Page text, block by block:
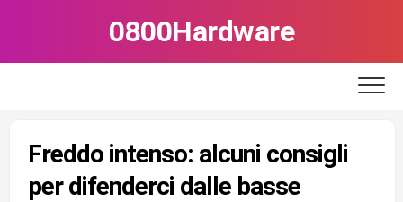
0800Hardware
Freddo intenso: alcuni consigli
per difenderci dalle basse